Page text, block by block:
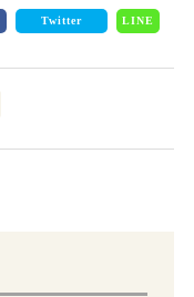
Twitter LINE